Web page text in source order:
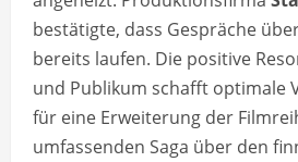
bestätigte, dass Gespräche
bereits laufen. Die positive
und Publikum schafft optimale
für eine Erweiterung der
umfassenden Saga über den